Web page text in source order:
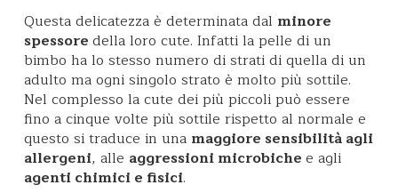
Questa delicatezza è determinata dal minore
spessoredella loro cute. Infatti la pelle di un
bimbo ha lo stesso numero di strati di quella di un
adulto ma ogni singolo strato è molto più sottile.
Nel complesso la cute dei più piccoli può essere
fino a cinque volte più sottile rispetto al normale e
questo si traduce in una maggiore sensibilità agli
allergeni, alle aggressioni microbichee agli
agenti chimici e fisici.